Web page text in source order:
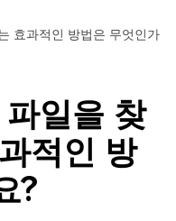
효과적인 방법은 무엇인가
일을 찾
적인 방
?